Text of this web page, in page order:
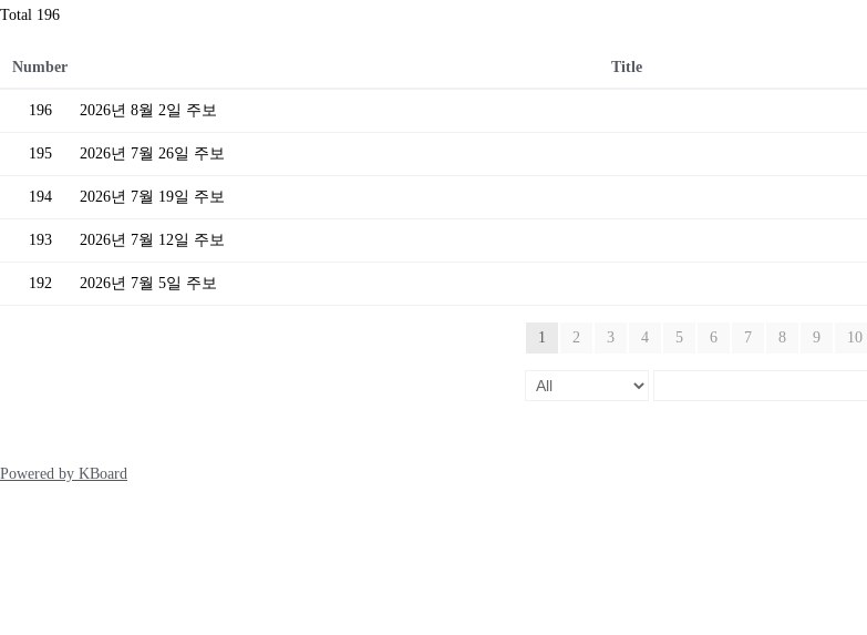
Total 196
Number Title
196 2026년 8월 2일 주보
195 2026년 7월 26일 주보
194 2026년 7월 19일 주보
193 2026년 7월 12일 주보
192 2026년 7월 5일 주보
1 2 3 4 5 6 7 8 9 10
Powered by KBoard